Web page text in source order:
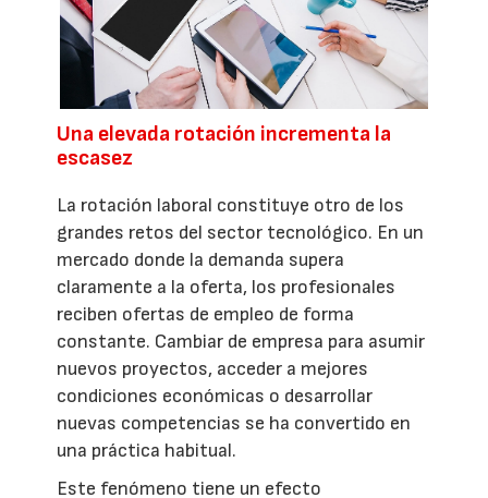
Una elevada rotación incrementa la
escasez
La rotación laboral constituye otro de los
grandes retos del sector tecnológico. En un
mercado donde la demanda supera
claramente a la oferta, los profesionales
reciben ofertas de empleo de forma
constante. Cambiar de empresa para asumir
nuevos proyectos, acceder a mejores
condiciones económicas o desarrollar
nuevas competencias se ha convertido en
una práctica habitual.
Este fenómeno tiene un efecto